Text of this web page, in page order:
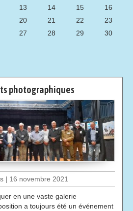
photographiques
| 16 novembre 2021
en une vaste galerie
a toujours été un événement
13 14 15
16
20 21 22
23
27 28 29
30